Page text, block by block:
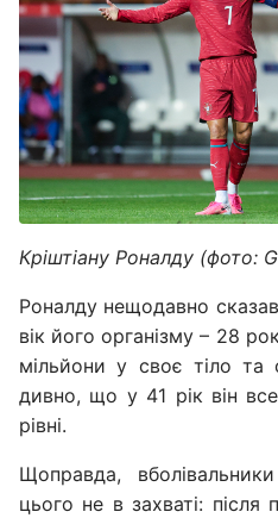
Кріштіану Роналду (фото:
Роналду нещодавно
вік його організму – 28
мільйони у своє тіло
дивно, що у 41 рік він
рівні.
Щоправда,
цього не в захваті: